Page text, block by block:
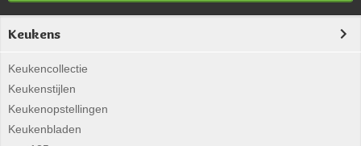
Keukens
Keukencollectie
Keukenstijlen
Keukenopstellingen
Keukenbladen